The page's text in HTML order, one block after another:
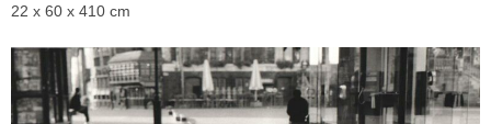
22 x 60 x 410 cm